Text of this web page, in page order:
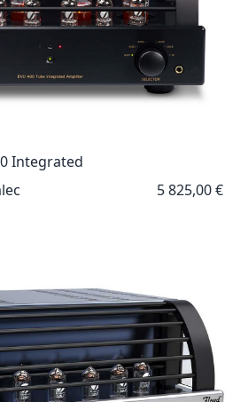
Integrated
5 825,00 €